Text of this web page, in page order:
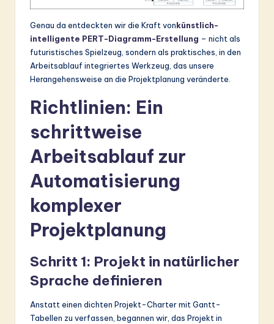
ft
w
In
Genau da entdeckten wir die Kraft vonkünstlich-
intelligente PERT-Diagramm-Erstellung – nicht als
futuristisches Spielzeug, sondern als praktisches, in den
Arbeitsablauf integriertes Werkzeug, das unsere
Herangehensweise an die Projektplanung veränderte.
Richtlinien: Ein
schrittweise
Arbeitsablauf zur
Automatisierung
komplexer
Projektplanung
Schritt 1: Projekt in natürlicher
Sprache definieren
Anstatt einen dichten Projekt-Charter mit Gantt-
Tabellen zu verfassen, begannen wir, das Projekt in